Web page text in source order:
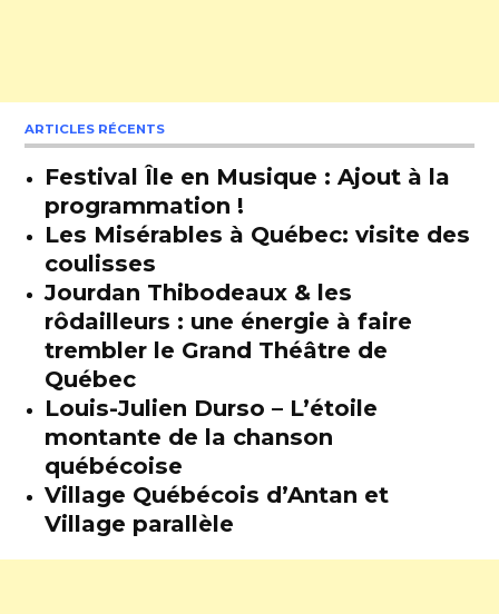
ARTICLES RÉCENTS
Festival Île en Musique : Ajout à la
programmation !
Les Misérables à Québec: visite des
coulisses
Jourdan Thibodeaux & les
rôdailleurs : une énergie à faire
trembler le Grand Théâtre de
Québec
Louis-Julien Durso – L’étoile
montante de la chanson
québécoise
Village Québécois d’Antan et
Village parallèle